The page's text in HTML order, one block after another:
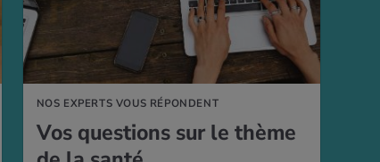
NOS EXPERTS VOUS RÉPONDENT
Vos ques­tions sur le thème